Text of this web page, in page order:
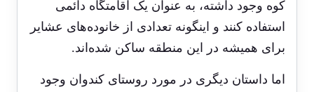
کوه وجود داشته، به عنوان یک اقامتگاه دائمی
استفاده کنند و اینگونه تعدادی از خانوده‌های عشایر
برای همیشه در این منطقه ساکن شده‌ا‌ند.
اما داستان دیگری در مورد روستای کندوان وجود